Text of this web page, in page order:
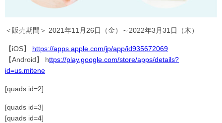
＜販売期間＞ 2021年11月26日（金）～2022年3月31日（木）
【iOS】 https://apps.apple.com/jp/app/id935672069
【Android】 https://play.google.com/store/apps/details?
id=us.mitene
[quads id=2]
[quads id=3]
[quads id=4]